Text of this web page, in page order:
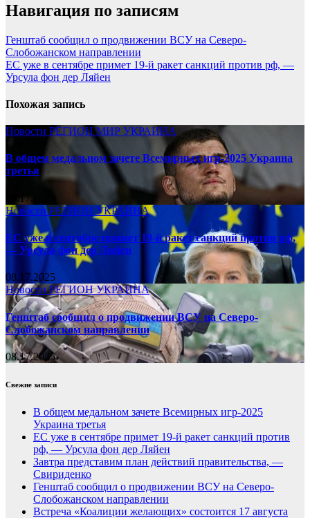
Навигация по записям
Генштаб сообщил о продвижении ВСУ на Северо-
Слобожанском направлении
ЕС уже в сентябре примет 19-й ракет санкций против рф, —
Урсула фон дер Ляйен
Похожая запись
Новости РЕГИОНМИР УКРАИНА
В общем медальном зачете Всемирных игр-2025 Украина
третья
08.17.2025
НовостиРЕГИОНУКРАИНА
ЕС уже в сентябре примет 19-й ракет санкций против рф,
— Урсула фон дер Ляйен
08.17.2025
НовостиРЕГИОНУКРАИНА
Генштаб сообщил о продвижении ВСУ на Северо-
Слобожанском направлении
08.17.2025
Свежие записи
В общем медальном зачете Всемирных игр-2025
Украина третья
ЕС уже в сентябре примет 19-й ракет санкций против
рф, — Урсула фон дер Ляйен
Завтра представим план действий правительства, —
Свириденко
Генштаб сообщил о продвижении ВСУ на Северо-
Слобожанском направлении
Встреча «Коалиции желающих» состоится 17 августа